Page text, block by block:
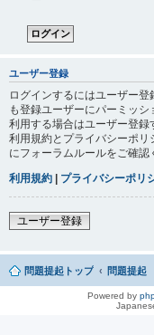
ユーザー登録
ログインするにはユーザー
も登録ユーザーにパーミッ
利用する場合はユーザー登
利用規約とプライバシーポ
にフォーラムルールをご確認
利用規約 | プライバシーポリ
ユーザー登録
問題提起トップ 問題提起
Powered by